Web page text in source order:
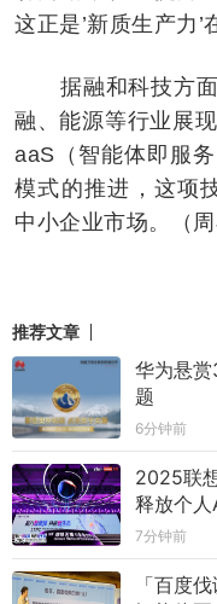
这正是’新质生产力
据融和科技方面
融、能源等行业展
aaS（智能体即服
模式的推进，这项
中小企业市场。（周
推荐文章
华为悬
题
6分钟前
2025联
释放个人
7分钟前
「百度